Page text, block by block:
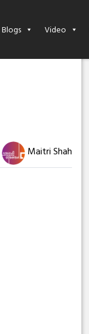
Blogs Video
Maitri Shah